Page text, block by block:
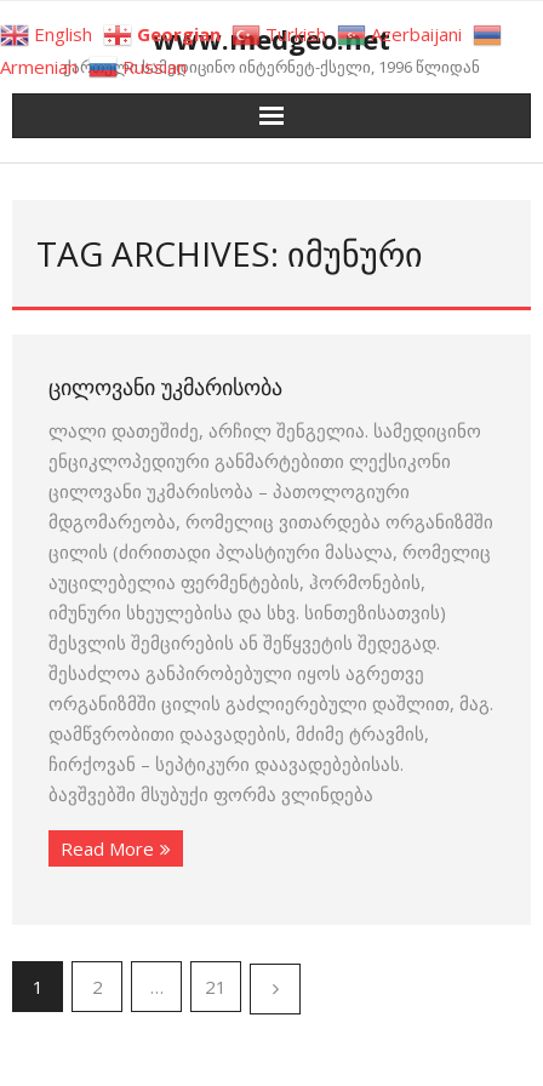
to
content
www.medgeo.net
ქართული სამედიცინო ინტერნეტ-ქსელი, 1996 წლიდან
TAG ARCHIVES: ᲘᲛᲣᲜᲣᲠᲘ
ᲪᲘᲚᲝᲕᲐᲜᲘ ᲣᲙᲛᲐᲠᲘᲡᲝᲑᲐ
ლალი დათეშიძე, არჩილ შენგელია. სამედიცინო
ენციკლოპედიური განმარტებითი ლექსიკონი
ცილოვანი უკმარისობა – პათოლოგიური
მდგომარეობა, რომელიც ვითარდება ორგანიზმში
ცილის (ძირითადი პლასტიური მასალა, რომელიც
აუცილებელია ფერმენტების, ჰორმონების,
იმუნური სხეულებისა და სხვ. სინთეზისათვის)
შესვლის შემცირების ან შეწყვეტის შედეგად.
შესაძლოა განპირობებული იყოს აგრეთვე
ორგანიზმში ცილის გაძლიერებული დაშლით, მაგ.
დამწვრობითი დაავადების, მძიმე ტრავმის,
ჩირქოვან – სეპტიკური დაავადებებისას.
ბავშვებში მსუბუქი ფორმა ვლინდება
Read More
1 2 … 21
English Georgian Turkish
Azerbaijani
Armenian
Russian